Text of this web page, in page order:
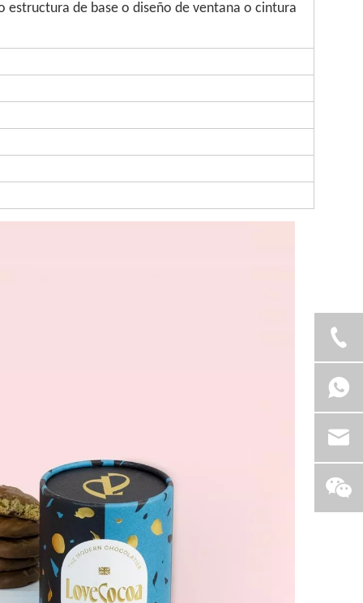
de base o diseño de ventana o cintura